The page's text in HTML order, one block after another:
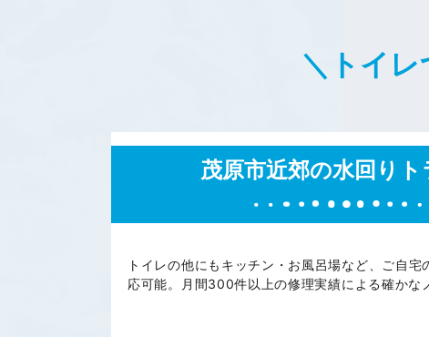
＼トイ
茂原市近郊の水回り
トイレの他にもキッチン・お風呂場など、ご自
応可能。月間300件以上の修理実績による確かな